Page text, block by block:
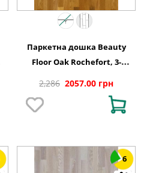
Паркетна дошка Beauty
Floor Oak Rochefort, 3-
2,286 2057.00 грн
6